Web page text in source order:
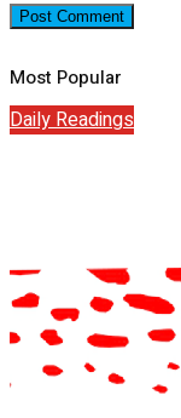
Most Popular
Daily Readings